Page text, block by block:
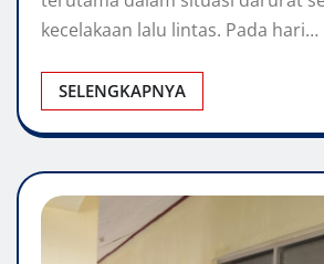
kecelakaan lalu lintas. Pada hari…
SELENGKAPNYA